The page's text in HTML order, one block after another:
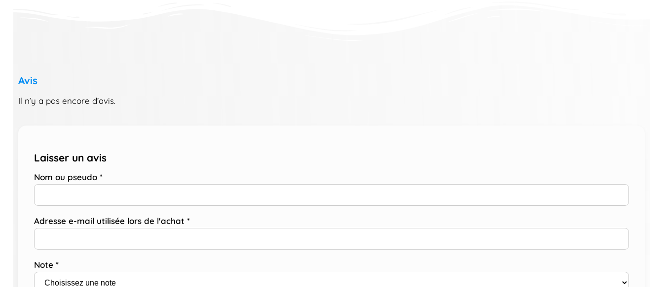
Avis
Il n’y a pas encore d’avis.
Laisser un avis
Nom ou pseudo *
Adresse e-mail utilisée lors de l'achat *
Note *